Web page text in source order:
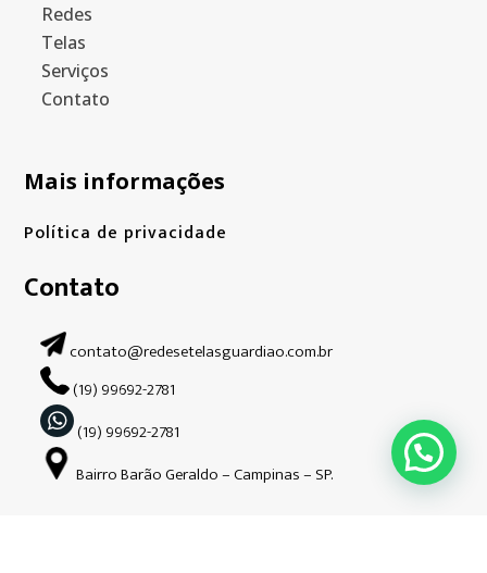
Redes
Telas
Serviços
Contato
Mais informações
Política de privacidade
Contato
contato@redesetelasguardiao.com.br
(19) 99692-2781
(19) 99692-2781
Bairro Barão Geraldo – Campinas – SP.